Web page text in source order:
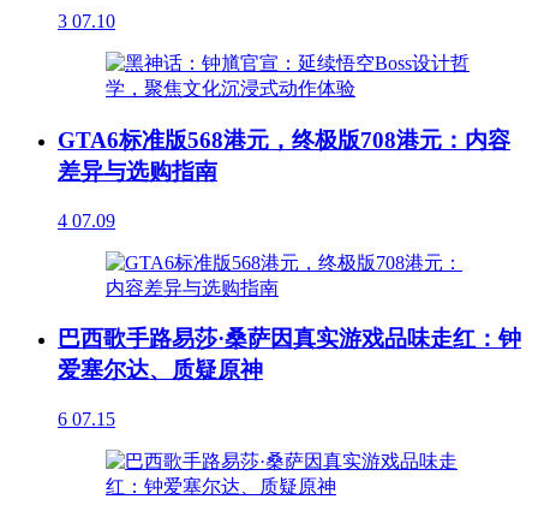
3 07.10
GTA6标准版568港元，终极版708港元：内容
差异与选购指南
4 07.09
巴西歌手路易莎·桑萨因真实游戏品味走红：钟
爱塞尔达、质疑原神
6 07.15